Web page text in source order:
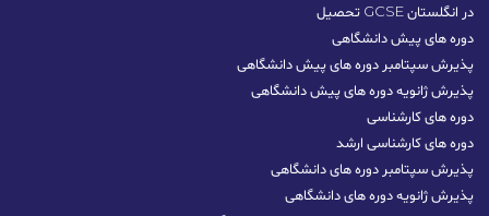
تحصیل GCSE در انگلستان
دوره های پیش دانشگاهی
پذیرش سپتامبر دوره های پیش دانشگاهی
پذیرش ژانویه دوره های پیش دانشگاهی
دوره های کارشناسی
دوره های کارشناسی ارشد
پذیرش سپتامبر دوره‌ های دانشگاهی
پذیرش ژانویه دوره‌ های دانشگاهی